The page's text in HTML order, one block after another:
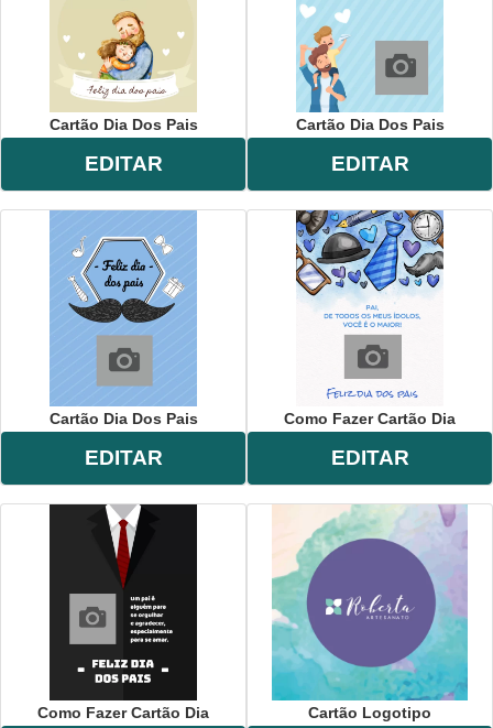
Cartão Dia Dos Pais
EDITAR
Cartão Dia Dos Pais
EDITAR
Cartão Dia Dos Pais
EDITAR
Como Fazer Cartão Dia
EDITAR
Como Fazer Cartão Dia Cartão Logotipo